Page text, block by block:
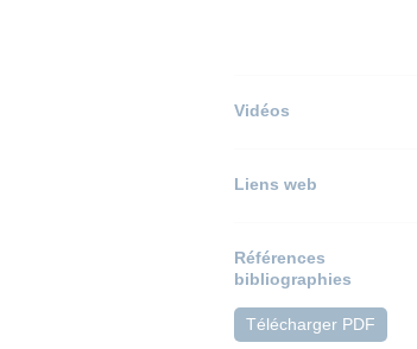
Vidéos
Liens web
Références
bibliographies
Télécharger PDF